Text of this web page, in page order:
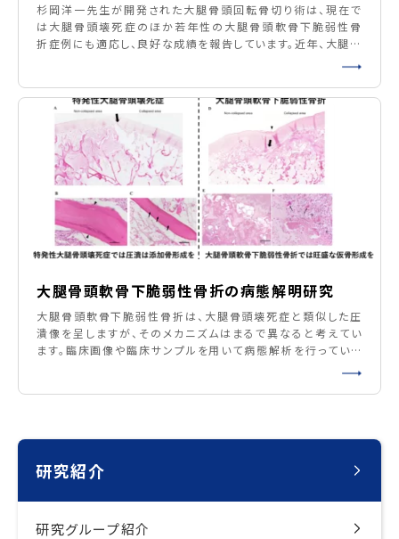
研究紹介
研究グループ紹介
杉岡洋一先生が開発された大腿骨頭回転骨切り術は、現在で
は大腿骨頭壊死症のほか若年性の大腿骨頭軟骨下脆弱性骨
折症例にも適応し、良好な成績を報告しています。近年、大腿骨
なりました。そこで前方回転骨切り術の際、圧潰幅の大きい症
例では圧潰部の間隙に骨セメントを充填する再球形化を併用
しています。さら
大腿骨頭軟骨下脆弱性骨折の病態解明研究
大腿骨頭軟骨下脆弱性骨折は、大腿骨頭壊死症と類似した圧
潰像を呈しますが、そのメカニズムはまるで異なると考えてい
ます。臨床画像や臨床サンプルを用いて病態解析を行っていま